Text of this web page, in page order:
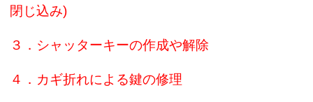
閉じ込み)
３．シャッターキーの作成や解除
４．カギ折れによる鍵の修理